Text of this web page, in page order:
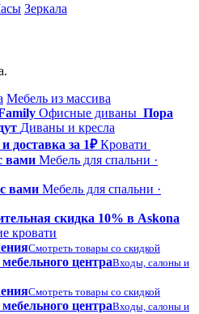
Зеркала
Мебель из массива
Офисные диваны Пора
Диваны и кресла
доставка за 1₽ Кровати
вами Мебель для спальни ·
вами Мебель для спальни ·
скидка 10% в Askona
кровати
Смотреть товары со скидкой
центраВходы, салоны и
Смотреть товары со скидкой
центраВходы, салоны и